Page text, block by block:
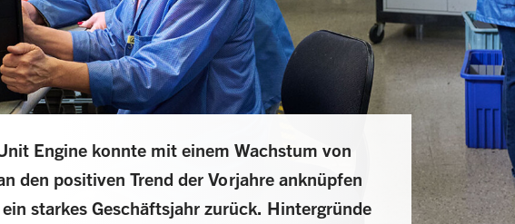
Engine konnte mit einem Wachstum von
den positiven Trend der Vorjahre anknüpfen
starkes Geschäftsjahr zurück. Hintergründe